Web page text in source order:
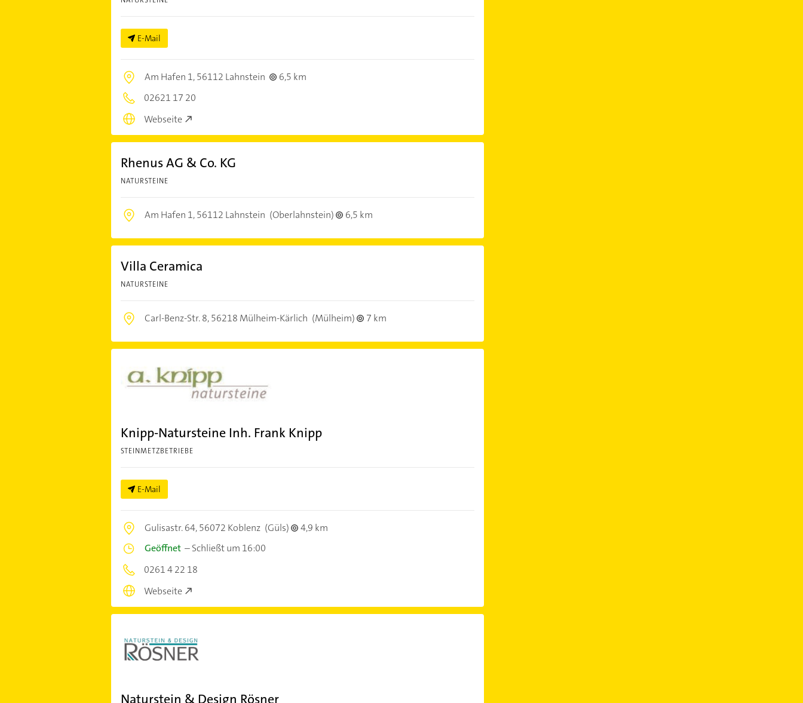
E-Mail
Am Hafen 1,56112 Lahnstein
6,5 km
02621 17 20
Webseite
Rhenus AG & Co. KG
NATURSTEINE
Am Hafen 1,56112 Lahnstein (Oberlahnstein) 6,5 km
Villa Ceramica
NATURSTEINE
Carl-Benz-Str. 8,56218 Mülheim-Kärlich (Mülheim) 7 km
Knipp-Natursteine Inh. Frank Knipp
STEINMETZBETRIEBE
E-Mail
Gulisastr. 64,56072 Koblenz (Güls)
4,9 km
Geöffnet–Schließt um 16:00
0261 4 22 18
Webseite
Naturstein & Design Rösner